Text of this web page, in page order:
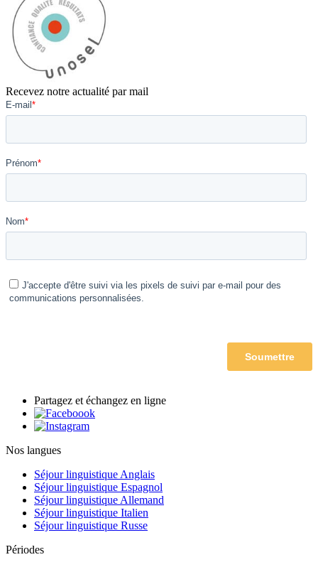
Recevez notre actualité par mail
Partagez et échangez en ligne
Nos langues
Séjour linguistique Anglais
Séjour linguistique Espagnol
Séjour linguistique Allemand
Séjour linguistique Italien
Séjour linguistique Russe
Périodes